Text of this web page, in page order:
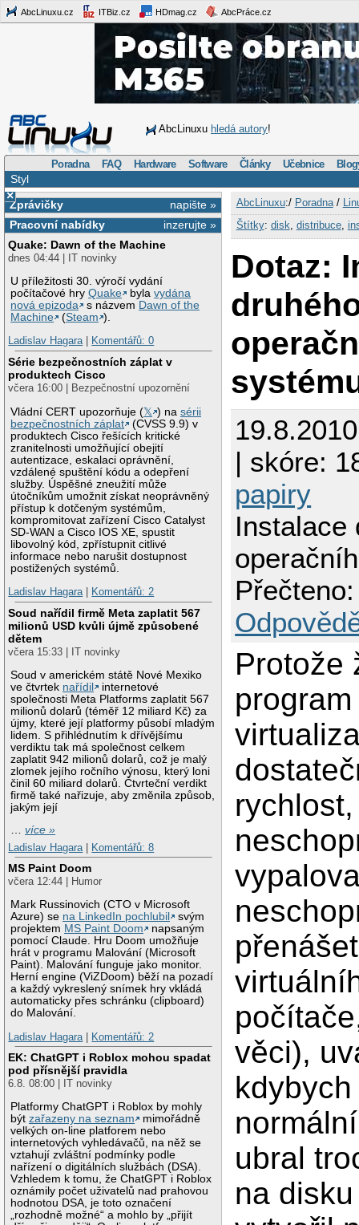
AbcLinuxu.cz ITBiz.cz HDmag.cz AbcPráce.cz
AbcLinuxu hledá autory!
Poradna FAQ Hardware Software Články Učebnice
Styl
×
napište »
Zprávičky
inzerujte »
Pracovní nabídky
Quake: Dawn of the Machine
dnes 04:44 | IT novinky
U příležitosti 30. výročí vydání
počítačové hryQuake bylavydána
nová epizoda
s názvem Dawn of the
Machine
(Steam ).
Ladislav Hagara| Komentářů: 0
Série bezpečnostních záplat v
produktech Cisco
včera 16:00 | Bezpečnostní upozornění
Vládní CERT upozorňuje (𝕏 ) nasérii
bezpečnostních záplat
(CVSS 9.9) v
produktech Cisco řešících kritické
zranitelnosti umožňující obejití
autentizace, eskalaci oprávnění,
vzdálené spuštění kódu a odepření
služby. Úspěšné zneužití může
útočníkům umožnit získat neoprávněný
přístup k dotčeným systémům,
kompromitovat zařízení Cisco Catalyst
SD-WAN a Cisco IOS XE, spustit
libovolný kód, zpřístupnit citlivé
informace nebo narušit dostupnost
postižených systémů.
Ladislav Hagara| Komentářů: 2
Soud nařídil firmě Meta zaplatit 567
milionů USD kvůli újmě způsobené
dětem
včera 15:33 | IT novinky
Soud v americkém státě Nové Mexiko
ve čtvrtek nařídil
internetové
společnosti Meta Platforms zaplatit 567
milionů dolarů (téměř 12 miliard Kč) za
újmy, které její platformy působí mladým
lidem. S přihlédnutím k dřívějšímu
verdiktu tak má společnost celkem
zaplatit 942 milionů dolarů, což je malý
zlomek jejího ročního výnosu, který loni
činil 60 miliard dolarů. Čtvrteční verdikt
firmě také nařizuje, aby změnila způsob,
jakým její
…více »
Ladislav Hagara
Komentářů: 8
MS Paint Doom
včera 12:44 | Humor
Mark Russinovich (CTO v Microsoft
Azure) se na LinkedIn pochlubil
svým
projektem MS Paint Doom
napsaným
pomocí Claude. Hru Doom umožňuje
hrát v programu Malování (Microsoft
Paint). Malování funguje jako monitor.
Herní engine (ViZDoom) běží na pozadí
a každý vykreslený snímek hry vkládá
automaticky přes schránku (clipboard)
do Malování.
Ladislav Hagara
Komentářů: 2
EK: ChatGPT i Roblox mohou spadat
pod přísnější pravidla
6.8. 08:00 | IT novinky
Platformy ChatGPT i Roblox by mohly
býtzařazeny na seznam
mimořádně
velkých on-line platforem nebo
internetových vyhledávačů, na něž se
vztahují zvláštní podmínky podle
nařízení o digitálních službách (DSA).
Vzhledem k tomu, že ChatGPT i Roblox
oznámily počet uživatelů nad prahovou
hodnotou DSA, je toto označení
„rozhodně možné“ a mohlo by „přijít
AbcLinuxu:/ Poradna/
Štítky: disk distribuce,
Dotaz:
| skóre:
papiry
Instalace
Protože
rychlost,
věci),
kdybych
ubral
na